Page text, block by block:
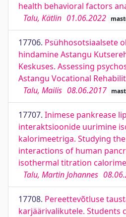
health behavioral factors
Talu, Kätlin 01.06.2022
17706. Psühhosotsiaalsete
hindamine Astangu
Keskuses. Assessing
Astangu Vocational
Talu, Mailis 08.06.2017
17707. Inimese pankrease
interaktsioonide uurimine
kalorimeetriga. Studying
interactions of human
isothermal titration
Talu, Martin Johannes
17708. Pereettevõtluse
karjäärivalikutele. Students